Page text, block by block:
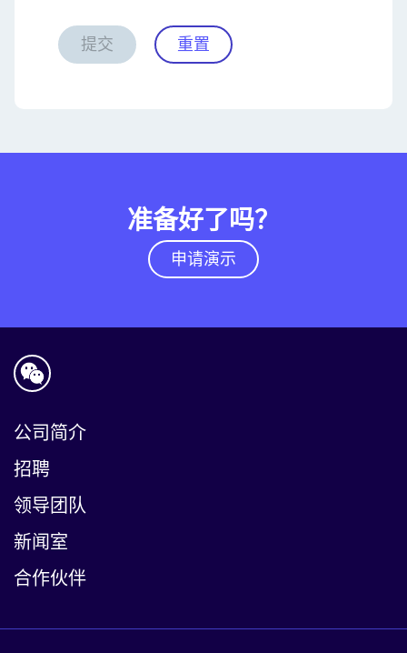
提交 重置
准备好了吗？
申请演示
公司简介
招聘
领导团队
新闻室
合作伙伴